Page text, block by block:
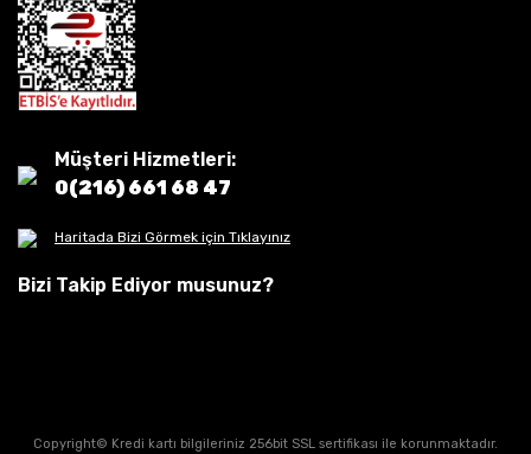
Müşteri Hizmetleri:
0(216) 661 68 47
Haritada Bizi Görmek için Tıklayınız
Bizi Takip Ediyor musunuz?
Copyright© Kredi kartı bilgileriniz 256bit SSL sertifikası ile korunmaktadır.